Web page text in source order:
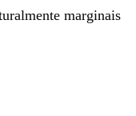
marginais